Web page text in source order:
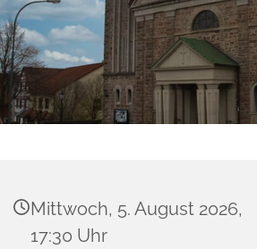
Mittwoch, 5. August 2026,
17:30 Uhr